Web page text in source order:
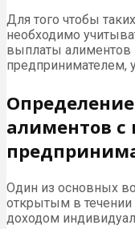
Для того чтобы
необходимо
выплаты
предпринимателем,
алиментов с
Один из основных
открытым в течении
доходом